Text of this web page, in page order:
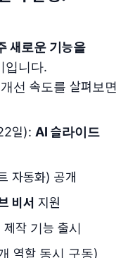
새로운 기능을
입니다.
선 속도를 살펴보면
일): AI 슬라이드
자동화) 공개
비서 지원
작 기능 출시
역할 동시 구동)